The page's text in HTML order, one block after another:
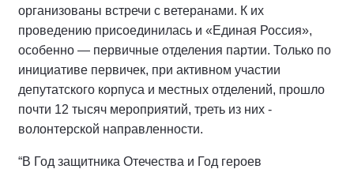
организованы встречи с ветеранами. К их
проведению присоединилась и «Единая Россия»,
особенно — первичные отделения партии. Только по
инициативе первичек, при активном участии
депутатского корпуса и местных отделений, прошло
почти 12 тысяч мероприятий, треть из них -
волонтерской направленности.
“В Год защитника Отечества и Год героев